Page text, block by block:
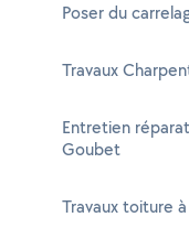
Poser du
Travaux
Entretien
Goubet
Travaux toiture